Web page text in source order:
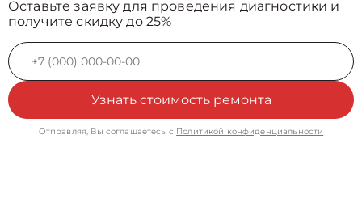
Оставьте заявку для проведения диагностики и
получите скидку до 25%
Узнать стоимость ремонта
Отправляя, Вы соглашаетесь с Политикой конфиденциальности